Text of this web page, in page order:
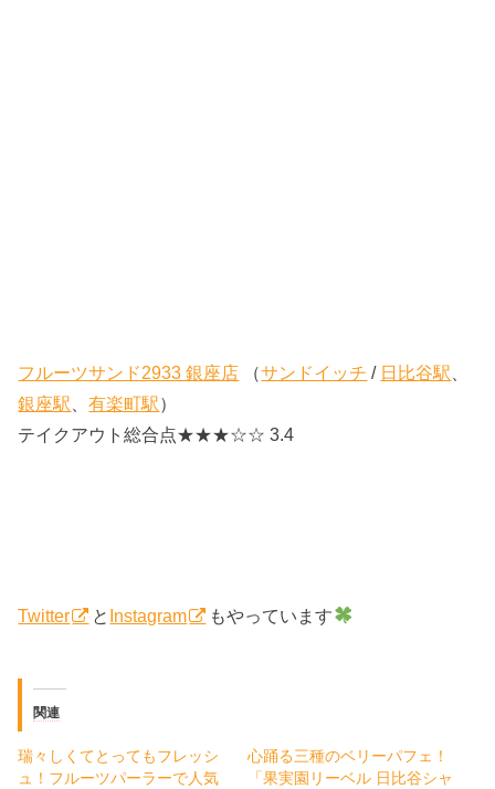
フルーツサンド2933 銀座店 （サンドイッチ / 日比谷駅
銀座駅 、有楽町駅）
テイクアウト総合点★★★☆☆ 3.4
Twitter と Instagram もやっています
関連
瑞々しくてとってもフレッシ
ュ！フルーツパーラーで人気
心踊る三種のベリーパフェ！
「果実園リーベル 日比谷シャ